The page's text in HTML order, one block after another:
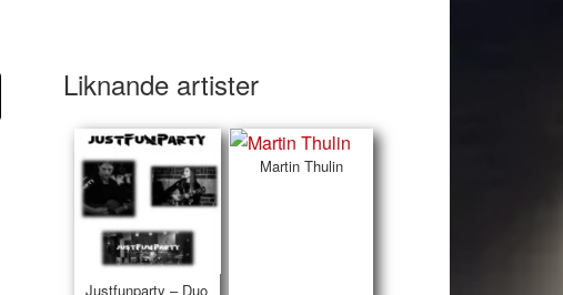
Liknande artister
Justfunparty – Duo
Martin Thulin